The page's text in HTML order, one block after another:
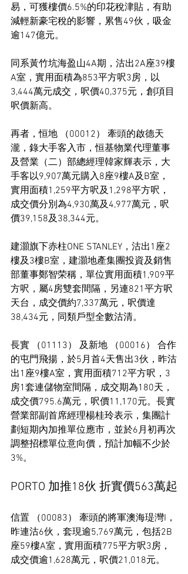
易，可獲樓價6.5%的印花稅津貼，有助
減輕新豪宅稅的影響，累售49伙，吸金
逾147億元。
同系黃竹坑海盈山4A期，沽出2A座39樓
A室，實用面積為853平方呎3房，以
3,444萬元成交，呎價40,375元，創項目
呎價新高。
再者，恒地 （00012） 牽頭的啟德天
瀧，錄大手客入市，恒基物業代理董事
及營業（二）部總經理韓家輝表示，大
手客以9,907萬元購入8座9樓A及B室，
實用面積1,259平方呎及1,298平方呎，
成交價分別為4,930萬及4,977萬元，呎
價39,158及38,344元。
建灝旗下赤柱ONE STANLEY，沽出1座2
樓及3樓B室，建灝地產集團投資及銷售
部董事鄭智荣稱，單位實用面積1,909平
方呎，屬4房雙套間隔，另連821平方呎
天台，成交價約7,337萬元，呎價達
38,434元，同類戶型全數沽清。
長實 （01113） 及新地 （00016） 合作
的屯門飛揚，於5月首4天售出3伙，昨沽
出1座9樓A室，實用面積712平方呎，3
房1套連儲物室間隔，成交期為180天，
成交價795.6萬元，呎價11,170元。長實
營業部副首席經理楊桂玲表示，集團計
劃短期內加推單位應市，並於6月初再次
調整招標單位意向價，預計加幅不少於
3%。
PORTO 加推18伙 折實價563萬起
信置 （00083） 牽頭的將軍澳海瑅灣I，
昨連沽6伙，套現逾5,769萬元，包括2B
座59樓A室，實用面積775平方呎3房，
成交價逾1,628萬元，呎價21,018元。